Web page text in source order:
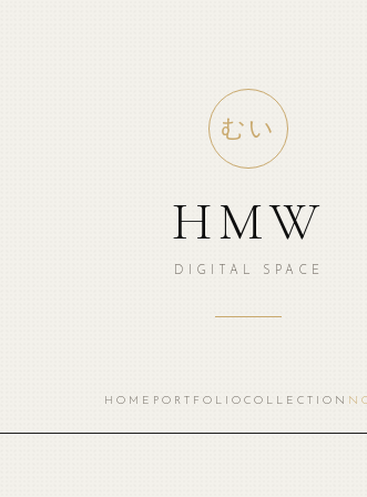
むい
HMW
DIGITAL SPACE
HOME PORTFOLIO COLLECTION